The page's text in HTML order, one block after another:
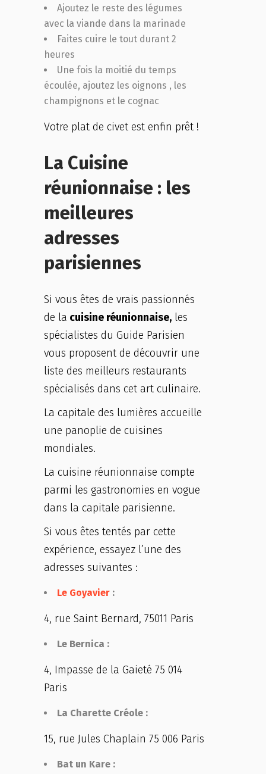
Ajoutez le reste des légumes
avec la viande dans la marinade
Faites cuire le tout durant 2
heures
Une fois la moitié du temps
écoulée, ajoutez les oignons , les
champignons et le cognac
Votre plat de civet est enfin prêt !
La Cuisine
réunionnaise : les
meilleures
adresses
parisiennes
Si vous êtes de vrais passionnés
de la cuisine réunionnaise, les
spécialistes du Guide Parisien
vous proposent de découvrir une
liste des meilleurs restaurants
spécialisés dans cet art culinaire.
La capitale des lumières accueille
une panoplie de cuisines
mondiales.
La cuisine réunionnaise compte
parmi les gastronomies en vogue
dans la capitale parisienne.
Si vous êtes tentés par cette
expérience, essayez l’une des
adresses suivantes :
Le Goyavier :
4, rue Saint Bernard, 75011 Paris
Le Bernica :
4, Impasse de la Gaieté 75 014
Paris
La Charette Créole :
15, rue Jules Chaplain 75 006 Paris
Bat un Kare :